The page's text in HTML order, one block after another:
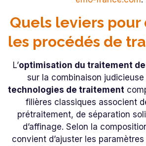
Quels leviers pour
les procédés de
L’optimisation du traitement
sur la combinaison
technologies de traitement
filières classiques associent
prétraitement, de séparation
d’affinage. Selon la
convient d’ajuster les